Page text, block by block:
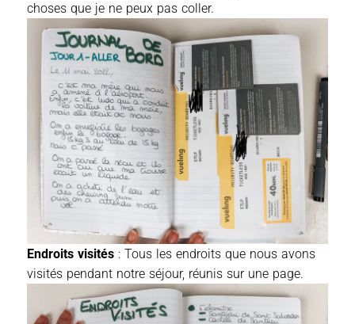
choses que je ne peux pas coller.
Endroits visités : Tous les endroits que nous avons
visités pendant notre séjour, réunis sur une page.